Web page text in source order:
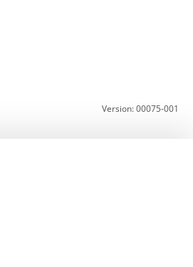
Version: 00075-001